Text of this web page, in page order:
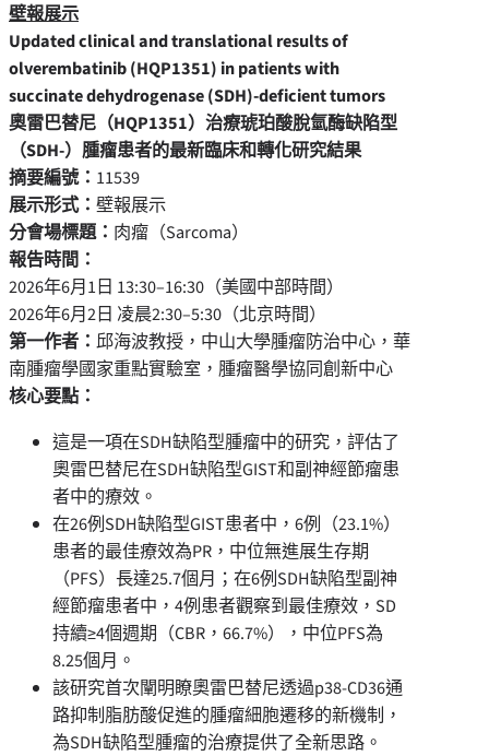
壁報展示
Updated clinical and translational results of
olverembatinib (HQP1351) in patients with
succinate dehydrogenase (SDH)-deficient tumors
奧雷巴替尼（HQP1351）治療琥珀酸脫氫酶缺陷型
（SDH-）腫瘤患者的最新臨床和轉化研究結果
摘要編號： 11539
展示形式： 壁報展示
分會場標題： 肉瘤（Sarcoma）
報告時間：
2026年6月1日 13:30–16:30（美國中部時間）
2026年6月2日 凌晨2:30–5:30（北京時間）
第一作者： 邱海波教授，中山大學腫瘤防治中心，華
南腫瘤學國家重點實驗室，腫瘤醫學協同創新中心
核心要點：
這是一項在SDH缺陷型腫瘤中的研究，評估了
奧雷巴替尼在SDH缺陷型GIST和副神經節瘤患
者中的療效。
在26例SDH缺陷型GIST患者中，6例（23.1%）
患者的最佳療效為PR，中位無進展生存期
（PFS）長達25.7個月；在6例SDH缺陷型副神
經節瘤患者中，4例患者觀察到最佳療效，SD
持續≥4個週期（CBR，66.7%），中位PFS為
8.25個月。
該研究首次闡明瞭奧雷巴替尼透過p38-CD36通
路抑制脂肪酸促進的腫瘤細胞遷移的新機制，
為SDH缺陷型腫瘤的治療提供了全新思路。